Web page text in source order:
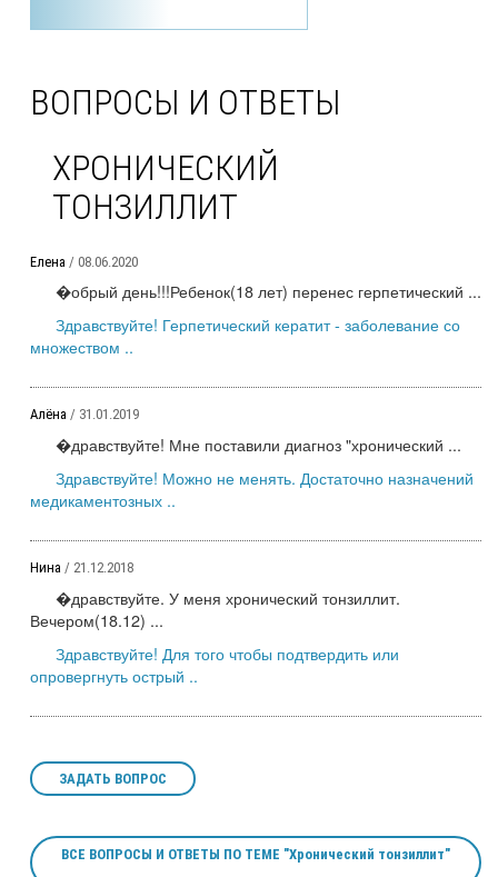
ВОПРОСЫ И ОТВЕТЫ
ХРОНИЧЕСКИЙ
ТОНЗИЛЛИТ
Елена / 08.06.2020
�обрый день!!!Ребенок(18 лет) перенес герпетический ...
Здравствуйте! Герпетический кератит - заболевание со
множеством ..
Алёна / 31.01.2019
�дравствуйте! Мне поставили диагноз "хронический ...
Здравствуйте! Можно не менять. Достаточно назначений
медикаментозных ..
Нина / 21.12.2018
�дравствуйте. У меня хронический тонзиллит.
Вечером(18.12) ...
Здравствуйте! Для того чтобы подтвердить или
опровергнуть острый ..
ЗАДАТЬ ВОПРОС
ВСЕ ВОПРОСЫ И ОТВЕТЫ ПО ТЕМЕ "Хронический тонзиллит"